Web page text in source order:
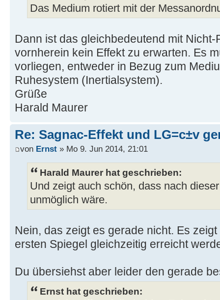
Das Medium rotiert mit der
Dann ist das gleichbedeutend mit
vornherein kein Effekt zu erwarten. Es
vorliegen, entweder in Bezug zum
Ruhesystem (Inertialsystem).
Grüße
Harald Maurer
Re: Sagnac-Effekt und LG=c±v
von Ernst » Mo 9. Jun 2014, 21:01
Harald Maurer hat geschrieben:
Und zeigt auch schön, dass nach
unmöglich wäre.
Nein, das zeigt es gerade nicht. Es
ersten Spiegel gleichzeitig erreicht
Du übersiehst aber leider den gerade
Ernst hat geschrieben: